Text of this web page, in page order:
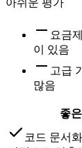
요금
이 있음
고급
많음
좋
코드 문서